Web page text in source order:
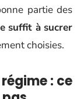
partie des
suffit à sucrer
choisies.
: ce